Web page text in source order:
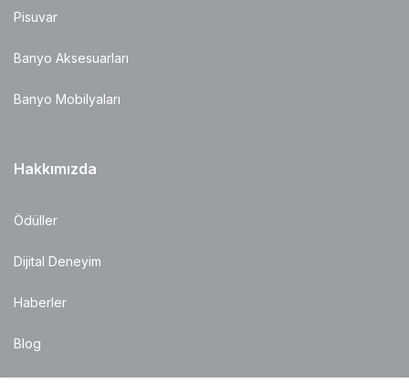
Pisuvar
Banyo Aksesuarları
Banyo Mobilyaları
Hakkımızda
Ödüller
Dijital Deneyim
Haberler
Blog